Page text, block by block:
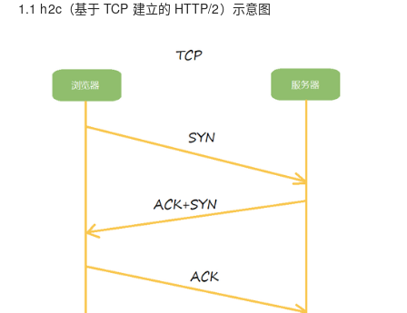
1.1 h2c（基于 TCP 建立的 HTTP/2）示意图